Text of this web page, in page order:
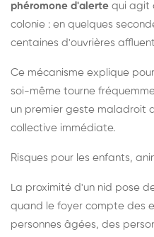
phéromone d'alerte qui agit
colonie : en quelques
centaines d'ouvrières
Ce mécanisme explique
soi-même tourne
un premier geste maladroit
collective immédiate.
Risques pour les enfants,
La proximité d'un nid pose
quand le foyer compte des
personnes âgées, des